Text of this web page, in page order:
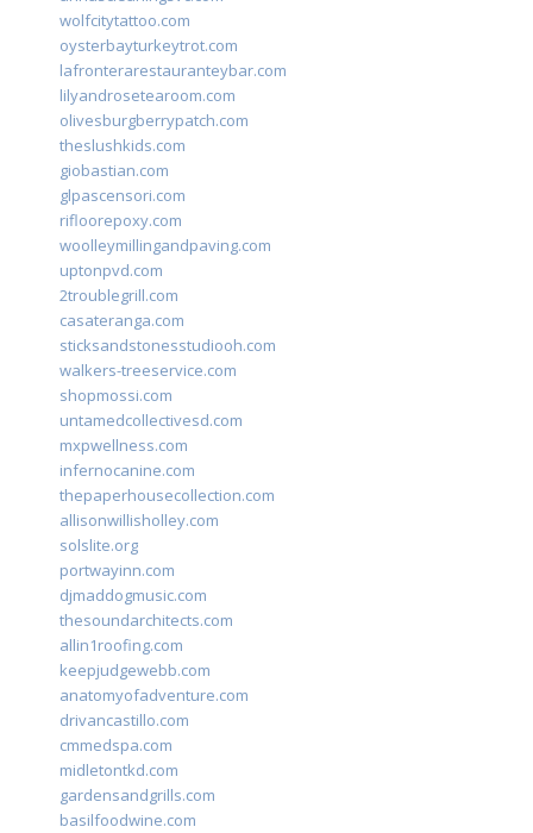
wolfcitytattoo.com
oysterbayturkeytrot.com
lafronterarestauranteybar.com
lilyandrosetearoom.com
olivesburgberrypatch.com
theslushkids.com
giobastian.com
glpascensori.com
rifloorepoxy.com
woolleymillingandpaving.com
uptonpvd.com
2troublegrill.com
casateranga.com
sticksandstonesstudiooh.com
walkers-treeservice.com
shopmossi.com
untamedcollectivesd.com
mxpwellness.com
infernocanine.com
thepaperhousecollection.com
allisonwillisholley.com
solslite.org
portwayinn.com
djmaddogmusic.com
thesoundarchitects.com
allin1roofing.com
keepjudgewebb.com
anatomyofadventure.com
drivancastillo.com
cmmedspa.com
midletontkd.com
gardensandgrills.com
basilfoodwine.com